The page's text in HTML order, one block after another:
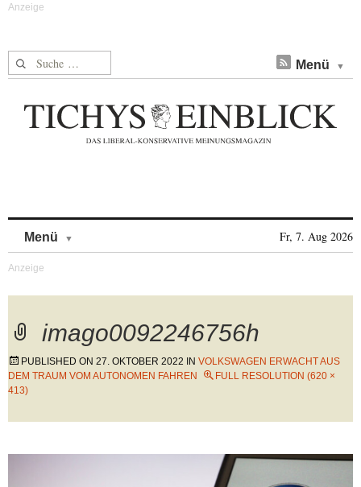
Suche nach: Menü
Menü Fr, 7. Aug 2026
imago0092246756h
PUBLISHED ON 27. OKTOBER 2022 IN VOLKSWAGEN ERWACHT AUS
DEM TRAUM VOM AUTONOMEN FAHREN
FULL RESOLUTION (620 ×
413)